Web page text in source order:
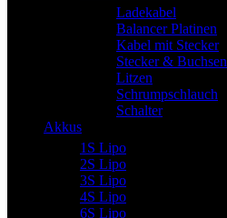
Ladekabel
Balancer Platinen
Kabel mit Stecker
Stecker & Buchsen
Litzen
Schrumpschlauch
Schalter
Akkus
1S Lipo
2S Lipo
3S Lipo
4S Lipo
6S Lipo